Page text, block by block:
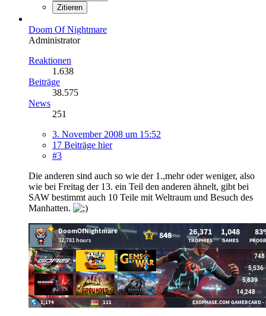
Zitieren
Doom Of Nightmare
Administrator
Reaktionen
1.638
Beiträge
38.575
News
251
3. November 2008 um 15:52
17 Beiträge hier
#3
Die anderen sind auch so wie der 1.,mehr oder weniger, also
wie bei Freitag der 13. ein Teil den anderen ähnelt, gibt bei
SAW bestimmt auch 10 Teile mit Weltraum und Besuch des
Manhatten.